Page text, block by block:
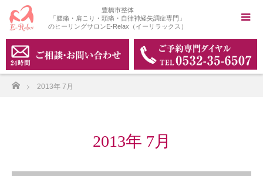
豊橋市整体
「腰痛・肩こり・頭痛・自律神経失調症専門」
のヒーリングサロンE-Relax（イーリラックス）
ホーム
2013年 7月
2013年 7月